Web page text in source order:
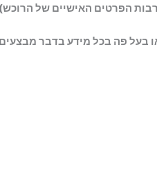
הפרטים האישיים של
בעל פה בכל מידע בדבר